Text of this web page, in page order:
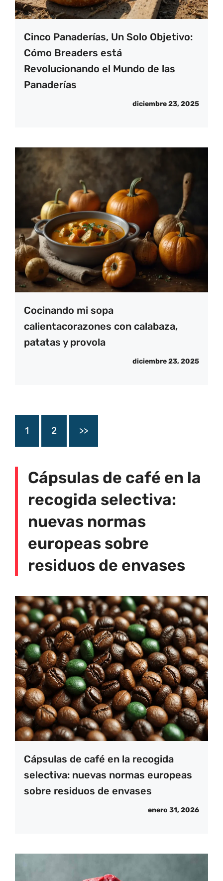
Cinco Panaderías, Un Solo Objetivo:
Cómo Breaders está
Revolucionando el Mundo de las
Panaderías
diciembre 23, 2025
Cocinando mi sopa
calientacorazones con calabaza,
patatas y provola
diciembre 23, 2025
1 2 >>
Cápsulas de café en la
recogida selectiva:
nuevas normas
europeas sobre
residuos de envases
Cápsulas de café en la recogida
selectiva: nuevas normas europeas
sobre residuos de envases
enero 31, 2026